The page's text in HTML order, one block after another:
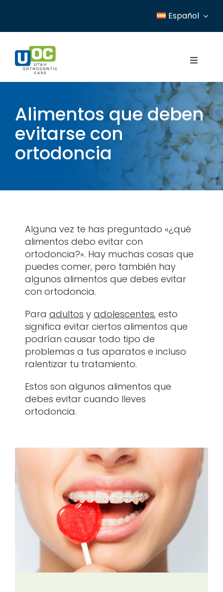
content
Español
Toggle
Servicios
Recursos
Ubicaciones
Blog
Contacte
Alimentos que deben
evitarse con
ortodoncia
Alguna vez te has preguntado «¿qué
alimentos debo evitar con
ortodoncia?». Hay muchas cosas que
puedes comer, pero también hay
algunos alimentos que debes evitar
con ortodoncia.
Para adultos y adolescentes, esto
significa evitar ciertos alimentos que
podrían causar todo tipo de
problemas a tus aparatos e incluso
ralentizar tu tratamiento.
Estos son algunos alimentos que
debes evitar cuando lleves
ortodoncia.